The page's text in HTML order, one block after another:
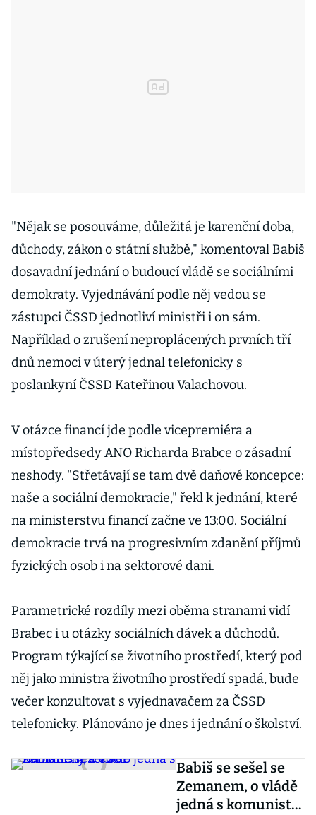
"Nějak se posouváme, důležitá je karenční doba,
důchody, zákon o státní službě," komentoval Babiš
dosavadní jednání o budoucí vládě se sociálními
demokraty. Vyjednávání podle něj vedou se
zástupci ČSSD jednotliví ministři i on sám.
Například o zrušení neproplácených prvních tří
dnů nemoci v úterý jednal telefonicky s
poslankyní ČSSD Kateřinou Valachovou.
V otázce financí jde podle vicepremiéra a
místopředsedy ANO Richarda Brabce o zásadní
neshody. "Střetávají se tam dvě daňové koncepce:
naše a sociální demokracie," řekl k jednání, které
na ministerstvu financí začne ve 13:00. Sociální
demokracie trvá na progresivním zdanění příjmů
fyzických osob i na sektorové dani.
Parametrické rozdíly mezi oběma stranami vidí
Brabec i u otázky sociálních dávek a důchodů.
Program týkající se životního prostředí, který pod
něj jako ministra životního prostředí spadá, bude
večer konzultovat s vyjednavačem za ČSSD
telefonicky. Plánováno je dnes i jednání o školství.
Babiš se sešel se
Zemanem, o vládě
jedná s komunisty